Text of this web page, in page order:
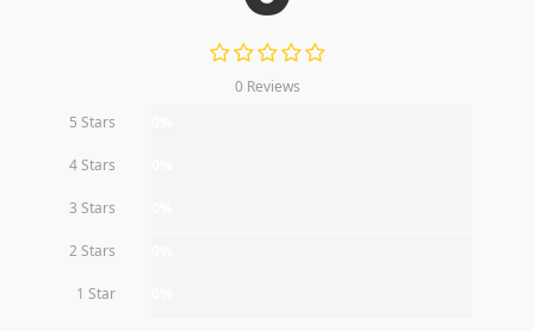
0 Reviews
5 Stars
4 Stars
3 Stars
2 Stars
1 Star